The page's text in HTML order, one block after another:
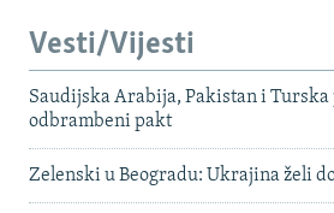
Vesti/Vijesti
Saudijska Arabija, Pakistan i
odbrambeni pakt
Zelenski u Beogradu: Ukrajina želi